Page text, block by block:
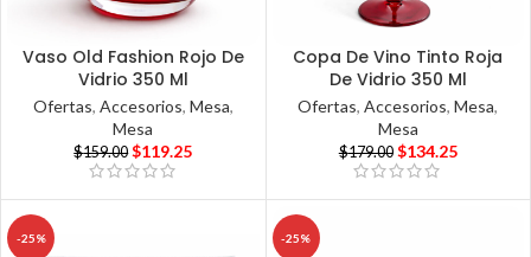
Vaso Old Fashion Rojo De
Vidrio 350 Ml
Ofertas, Accesorios, Mesa,
Mesa
$159.00 $119.25
Copa De Vino Tinto Roja
De Vidrio 350 Ml
Ofertas,Accesorios,Mesa,
Mesa
$179.00 $134.25
-25% -25%